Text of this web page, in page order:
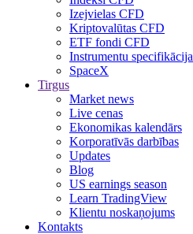
Izejvielas CFD
Kriptovalūtas CFD
ETF fondi CFD
Instrumentu specifikācija
SpaceX
Tirgus
Market news
Live cenas
Ekonomikas kalendārs
Korporatīvās darbības
Updates
Blog
US earnings season
Learn TradingView
Klientu noskaņojums
Kontakts